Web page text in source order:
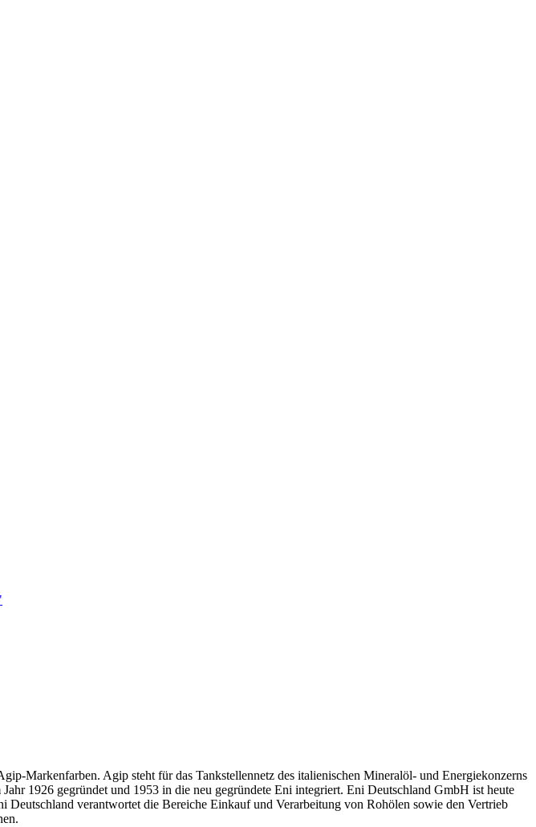
Markenfarben. Agip steht für das Tankstellennetz des italienischen Mineralöl- und Energiekonzerns
1926 gegründet und 1953 in die neu gegründete Eni integriert. Eni Deutschland GmbH ist heute
verantwortet die Bereiche Einkauf und Verarbeitung von Rohölen sowie den Vertrieb